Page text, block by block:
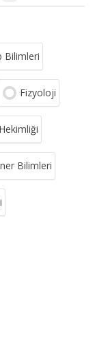
Bilimleri
Fizyoloji
Bilimleri